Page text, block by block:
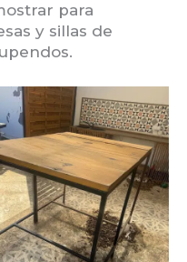
para
y sillas de